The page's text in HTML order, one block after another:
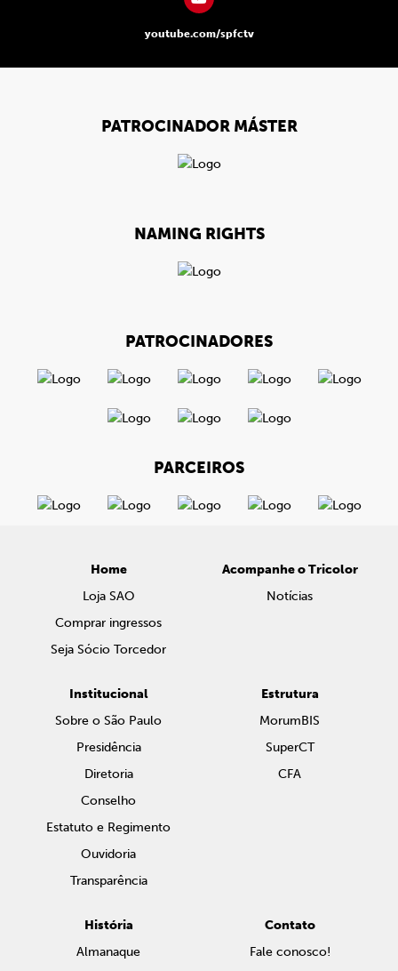
youtube.com/spfctv
PATROCINADOR MÁSTER
NAMING RIGHTS
PATROCINADORES
PARCEIROS
Home
Loja SAO
Comprar ingressos
Seja Sócio Torcedor
Acompanhe o Tricolor
Notícias
Institucional
Sobre o São Paulo
Presidência
Diretoria
Conselho
Estatuto e Regimento
Ouvidoria
Transparência
Estrutura
MorumBIS
SuperCT
CFA
História
Almanaque
Contato
Fale conosco!